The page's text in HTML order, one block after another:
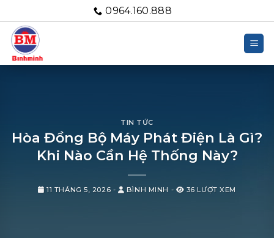
qua
nội
dung
0964.160.888
TIN TỨC
Hòa Đồng Bộ Máy Phát Điện Là Gì?
Khi Nào Cần Hệ Thống Này?
11 THÁNG 5, 2026 - BÌNH MINH - 36 LƯỢT XEM